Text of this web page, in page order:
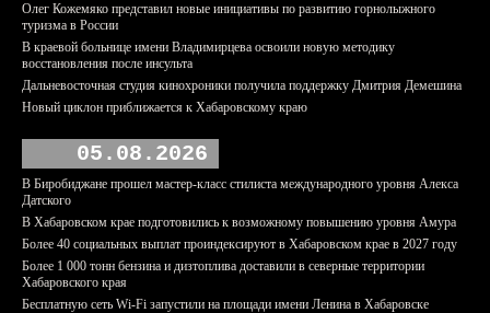
Олег Кожемяко представил новые инициативы по развитию горнолыжного
туризма в России
В краевой больнице имени Владимирцева освоили новую методику
восстановления после инсульта
Дальневосточная студия кинохроники получила поддержку Дмитрия Демешина
Новый циклон приближается к Хабаровскому краю
05.08.2026
В Биробиджане прошел мастер-класс стилиста международного уровня Алекса
Датского
В Хабаровском крае подготовились к возможному повышению уровня Амура
Более 40 социальных выплат проиндексируют в Хабаровском крае в 2027 году
Более 1 000 тонн бензина и дизтоплива доставили в северные территории
Хабаровского края
Бесплатную сеть Wi-Fi запустили на площади имени Ленина в Хабаровске